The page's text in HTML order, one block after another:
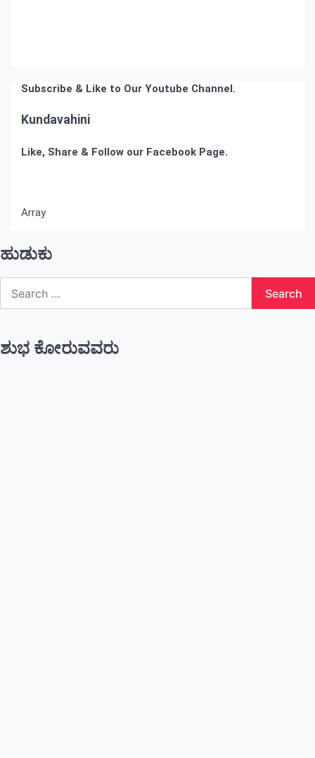
Subscribe & Like to Our Youtube Channel.
Kundavahini
Like, Share & Follow our Facebook Page.
Array
ಹುಡುಕು
for:
ಶುಭ ಕೋರುವವರು